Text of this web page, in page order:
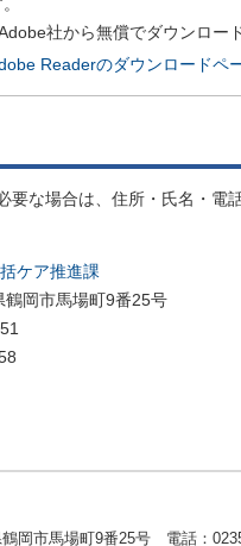
社から無償でダウンロー
Readerのダウンロードペ
要な場合は、住所・氏名・電
ケア推進課
岡市馬場町9番25号
岡市馬場町9番25号 電話：